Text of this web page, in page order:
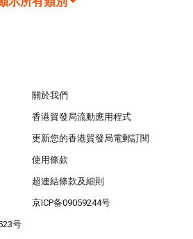
關於我們
香港貿發局流動應用程式
更新您的香港貿發局電郵訂閱
使用條款
超連結條款及細則
京ICP备09059244号
号